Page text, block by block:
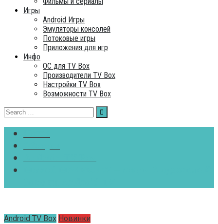
Игры
Android Игры
Эмуляторы консолей
Потоковые игры
Приложения для игр
Инфо
ОC для TV Box
Производители TV Box
Настройки TV Box
Возможности TV Box
Search
for:
Android TV Box Новинки